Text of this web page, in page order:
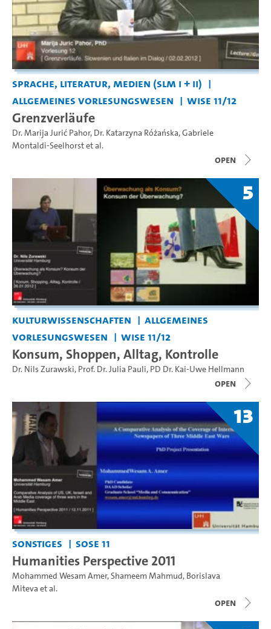
Sprache, Literatur, Medien (SLM I + II)
Allgemeines Vorlesungswesen
WiSe 11/12
Grenzverläufe
Dr. Marija Jurić Pahor, Dr. Katarzyna Różańska,Gabriele
Montaldi-Seelhorstet al.
open
5
Kulturwissenschaften
Allgemeines
Vorlesungswesen
WiSe 11/12
Konsum, Shoppen, Alltag, Kontrolle
Dr. Nils Zurawski, Prof. Dr. Julia Pauli, PD Dr. Kai-Uwe Hellmann
open
13
Sonstiges SoSe 11
Humanities Perspective 2011
Mohammed Wesam Amer,Shameem Mahmud, Borislava
Miteva et al.
open